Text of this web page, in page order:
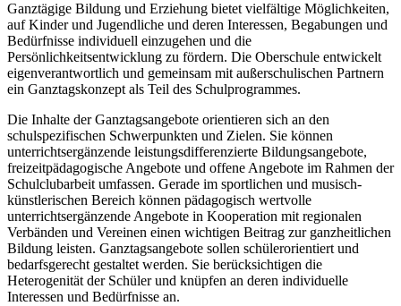
Ganztägige Bildung und Erziehung bietet vielfältige Möglichkeiten,
auf Kinder und Jugendliche und deren Interessen, Begabungen und
Bedürfnisse individuell einzugehen und die
Persönlichkeitsentwicklung zu fördern. Die Oberschule entwickelt
eigenverantwortlich und gemeinsam mit außerschulischen Partnern
ein Ganztagskonzept als Teil des Schulprogrammes.
Die Inhalte der Ganztagsangebote orientieren sich an den
schulspezifischen Schwerpunkten und Zielen. Sie können
unterrichtsergänzende leistungsdifferenzierte Bildungsangebote,
freizeitpädagogische Angebote und offene Angebote im Rahmen der
Schulclubarbeit umfassen. Gerade im sportlichen und musisch-
künstlerischen Bereich können pädagogisch wertvolle
unterrichtsergänzende Angebote in Kooperation mit regionalen
Verbänden und Vereinen einen wichtigen Beitrag zur ganzheitlichen
Bildung leisten. Ganztagsangebote sollen schülerorientiert und
bedarfsgerecht gestaltet werden. Sie berücksichtigen die
Heterogenität der Schüler und knüpfen an deren individuelle
Interessen und Bedürfnisse an.